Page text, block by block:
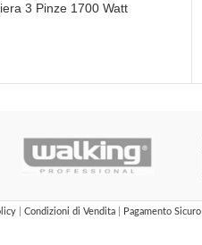
3 Pinze 1700 Watt
Condizioni di Vendita Pagamento Sicuro